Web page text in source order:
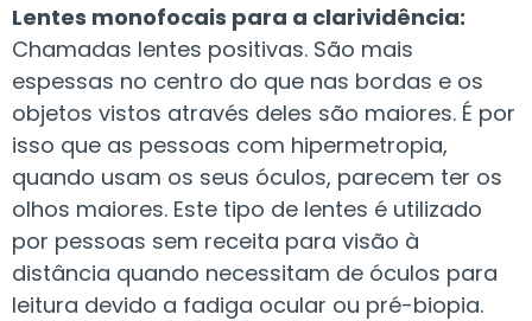
Lentes monofocais para a clarividência:
Chamadas lentes positivas. São mais
espessas no centro do que nas bordas e os
objetos vistos através deles são maiores. É por
isso que as pessoas com hipermetropia,
quando usam os seus óculos, parecem ter os
olhos maiores. Este tipo de lentes é utilizado
por pessoas sem receita para visão à
distância quando necessitam de óculos para
leitura devido a fadiga ocular ou pré-biopia.